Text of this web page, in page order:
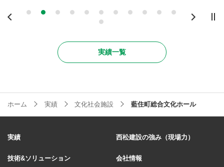
Next
実績一覧
ホーム 実績 文化社会施設 藍住町総合文化ホール
実績 西松建設の強み（現場力）
技術&ソリューション 会社情報